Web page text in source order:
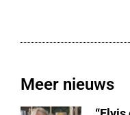
Meer nieuws